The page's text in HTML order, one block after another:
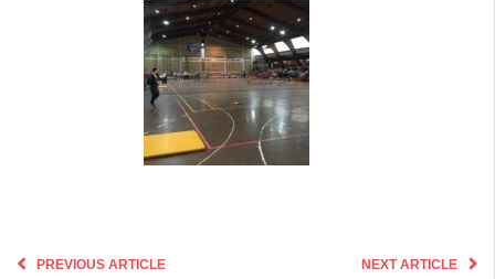
PREVIOUS ARTICLE NEXT ARTICLE